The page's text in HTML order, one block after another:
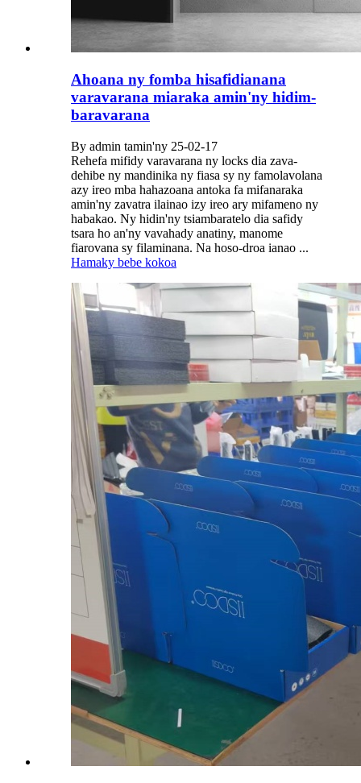
Ahoana ny fomba hisafidianana
varavarana miaraka amin'ny hidim-
baravarana
By admin tamin'ny 25-02-17
Rehefa mifidy varavarana ny locks dia zava-
dehibe ny mandinika ny fiasa sy ny famolavolana
azy ireo mba hahazoana antoka fa mifanaraka
amin'ny zavatra ilainao izy ireo ary mifameno ny
habakao. Ny hidin'ny tsiambaratelo dia safidy
tsara ho an'ny vavahady anatiny, manome
fiarovana sy filaminana. Na hoso-droa ianao ...
Hamaky bebe kokoa